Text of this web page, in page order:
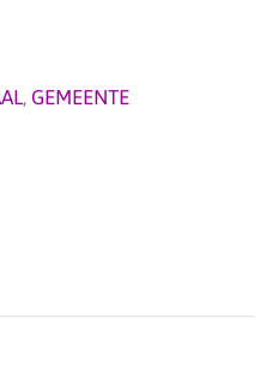
, GEMEENTE